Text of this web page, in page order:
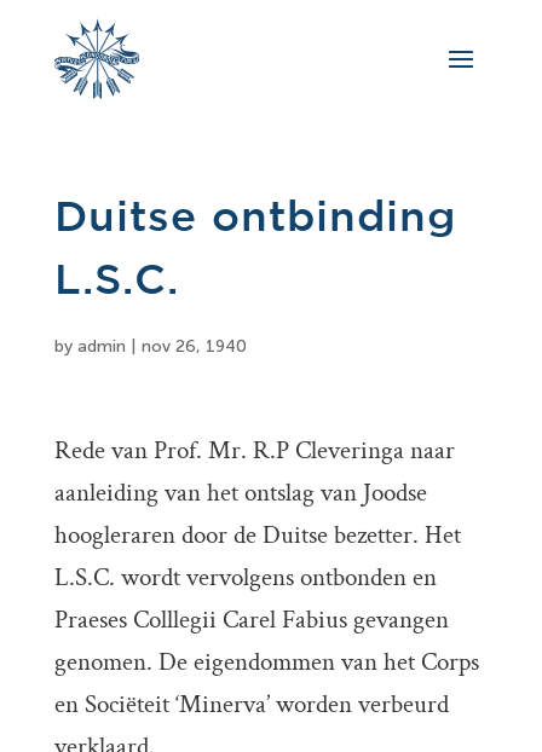
Duitse ontbinding
L.S.C.
by admin nov 26, 1940
Rede van Prof. Mr. R.P Cleveringa naar
aanleiding van het ontslag van Joodse
hoogleraren door de Duitse bezetter. Het
L.S.C. wordt vervolgens ontbonden en
Praeses Colllegii Carel Fabius gevangen
genomen. De eigendommen van het Corps
en Sociëteit ‘Minerva’ worden verbeurd